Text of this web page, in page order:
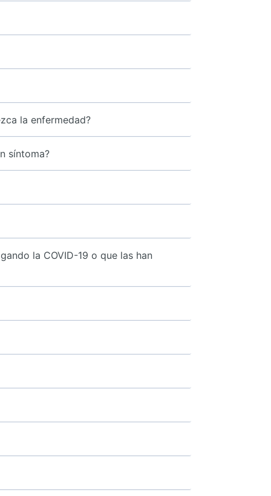
la enfermedad?
síntoma?
la COVID-19 o que las han